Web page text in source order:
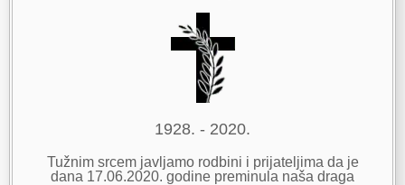
1928. - 2020.
Tužnim srcem javljamo rodbini i prijateljima da je
dana 17.06.2020. godine preminula naša draga